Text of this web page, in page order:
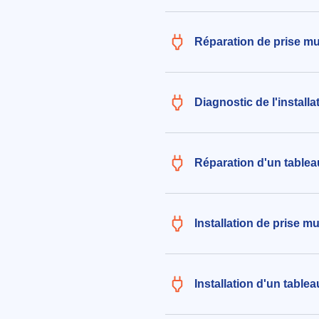
Réparation de prise
Diagnostic de
Réparation d'un
Installation de prise
Installation d'un